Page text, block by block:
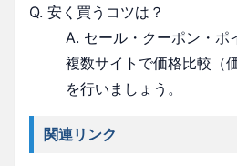
Q. 安く買うコツは？
A. セール・クーポン・ポ
複数サイトで価格比較（
を行いましょう。
関連リンク